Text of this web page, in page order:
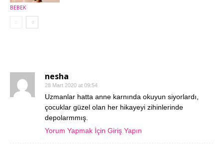
BEBEK
nesha
28 Mart 2020 at 09:54
Uzmanlar hatta anne karnında okuyun siyorlardı,
çocuklar güzel olan her hikayeyi zihinlerinde
depolarmmış.
Yorum Yapmak İçin Giriş Yapın